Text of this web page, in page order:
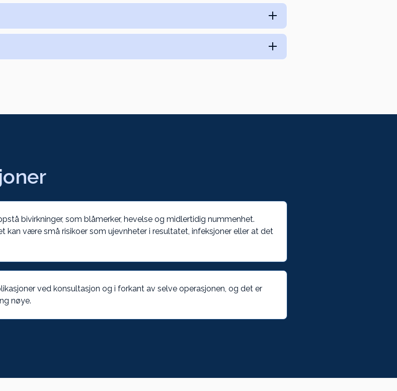
bivirkninger, som blåmerker, hevelse og midlertidig nummenhet.
kan være små risikoer som ujevnheter i resultatet, infeksjoner eller at det
ved konsultasjon og i forkant av selve operasjonen, og det er
nøye.